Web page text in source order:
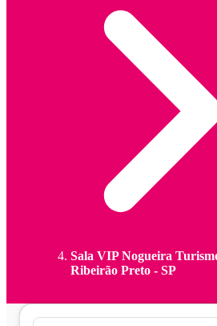
Sala VIP Nogueira
Ribeirão Preto - SP